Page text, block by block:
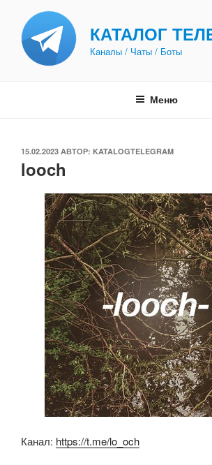
содержимому
КАТАЛОГ
Каналы / Чаты / Боты
Меню
ОПУБЛИКОВАНО
15.02.2023 АВТОР: KATALOGTELEGRAM
looch
Канал: https://t.me/lo_och